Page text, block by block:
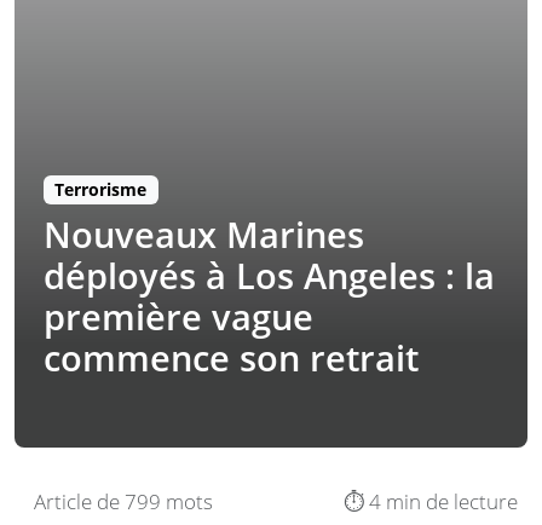
Terrorisme
Nouveaux Marines
déployés à Los Angeles : la
première vague
commence son retrait
Article de 799 mots ⏱️ 4 min de lecture